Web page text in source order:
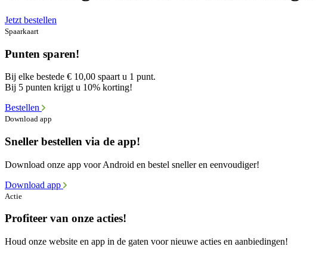
Jetzt bestellen
Spaarkaart
Punten sparen!
Bij elke bestede € 10,00 spaart u 1 punt.
Bij 5 punten krijgt u 10% korting!
Bestellen
Download app
Sneller bestellen via de app!
Download onze app voor Android en bestel sneller en eenvoudiger!
Download app
Actie
Profiteer van onze acties!
Houd onze website en app in de gaten voor nieuwe acties en aanbiedingen!